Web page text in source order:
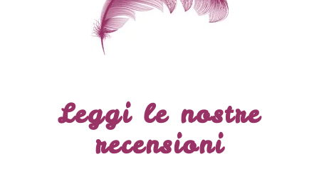
Leggi le nostre
recensioni